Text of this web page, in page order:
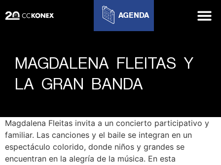
AGENDA
MAGDALENA FLEITAS Y
LA GRAN BANDA
Magdalena Fleitas invita a un concierto participativo y
familiar. Las canciones y el baile se integran en un
espectáculo colorido, donde niños y grandes se
encuentran en la alegría de la música. En esta